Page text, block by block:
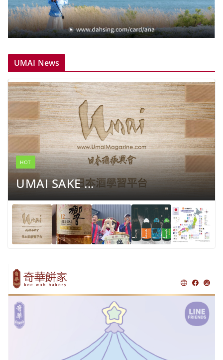
UMAI News
HOT
UMAI SAKE ...